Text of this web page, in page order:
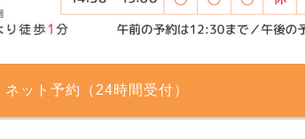
ネット予約（24時間受付）